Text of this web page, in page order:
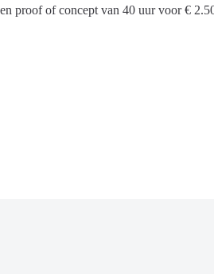
proof of concept van 40 uur voor €